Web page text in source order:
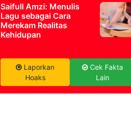
Saifull Amzi: Menulis
Lagu sebagai Cara
Merekam Realitas
Kehidupan
Laporkan
Hoaks
Cek Fakta
Lain